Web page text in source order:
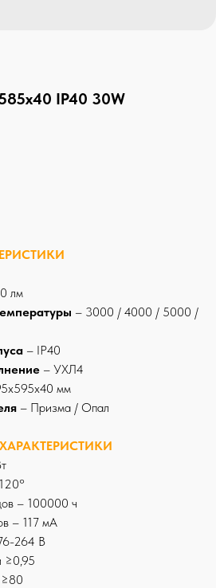
IP40 30W
лм
– 3000 / 4000 / 5000 /
– IP40
– УХЛ4
мм
– Призма / Опал
– 100000 ч
– 117 мА
264 В
≥0,95
≥80